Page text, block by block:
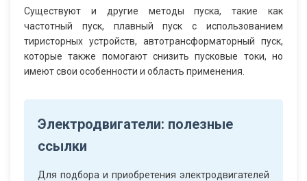
Существуют и другие методы пуска, такие как
частотный пуск, плавный пуск с использованием
тиристорных устройств, автотрансформаторный пуск,
которые также помогают снизить пусковые токи, но
имеют свои особенности и область применения.
Электродвигатели: полезные
ссылки
Для подбора и приобретения электродвигателей